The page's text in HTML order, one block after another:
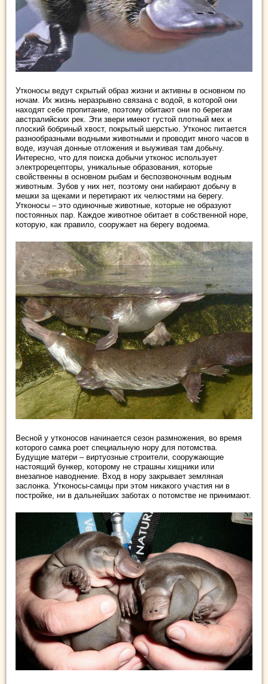
Утконосы ведут скрытый образ жизни и активны в основном по
ночам. Их жизнь неразрывно связана с водой, в которой они
находят себе пропитание, поэтому обитают они по берегам
австралийских рек. Эти звери имеют густой плотный мех и
плоский бобриный хвост, покрытый шерстью. Утконос питается
разнообразными водными животными и проводит много часов в
воде, изучая донные отложения и выуживая там добычу.
Интересно, что для поиска добычи утконос использует
электрорецепторы, уникальные образования, которые
свойственны в основном рыбам и беспозвоночным водным
животным. Зубов у них нет, поэтому они набирают добычу в
мешки за щеками и перетирают их челюстями на берегу.
Утконосы – это одиночные животные, которые не образуют
постоянных пар. Каждое животное обитает в собственной норе,
которую, как правило, сооружает на берегу водоема.
Весной у утконосов начинается сезон размножения, во время
которого самка роет специальную нору для потомства.
Будущие матери – виртуозные строители, сооружающие
настоящий бункер, которому не страшны хищники или
внезапное наводнение. Вход в нору закрывает земляная
заслонка. Утконосы-самцы при этом никакого участия ни в
постройке, ни в дальнейших заботах о потомстве не принимают.